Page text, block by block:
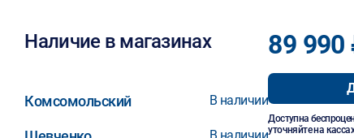
Наличие в магазинах
Комсомольский В наличии
89 990
Доступна
уточняйте на